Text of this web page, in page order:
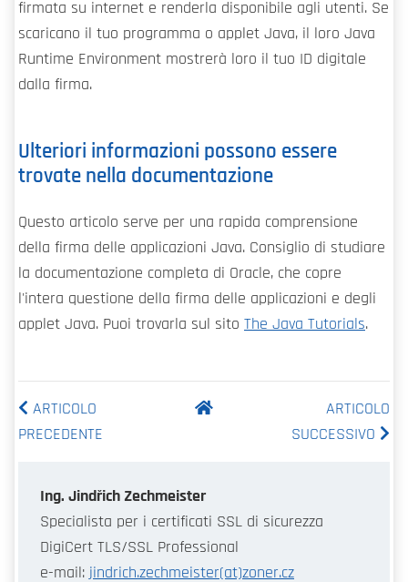
firmata su internet e renderla disponibile agli utenti. Se
scaricano il tuo programma o applet Java, il loro Java
Runtime Environment mostrerà loro il tuo ID digitale
dalla firma.
Ulteriori informazioni possono essere
trovate nella documentazione
Questo articolo serve per una rapida comprensione
della firma delle applicazioni Java. Consiglio di studiare
la documentazione completa di Oracle, che copre
l'intera questione della firma delle applicazioni e degli
applet Java. Puoi trovarla sul sito The Java Tutorials.
ARTICOLO
PRECEDENTE
ARTICOLO
SUCCESSIVO
Ing. Jindřich Zechmeister
Specialista per i certificati SSL di sicurezza
DigiCert TLS/SSL Professional
e-mail: jindrich.zechmeister(at)zoner.cz